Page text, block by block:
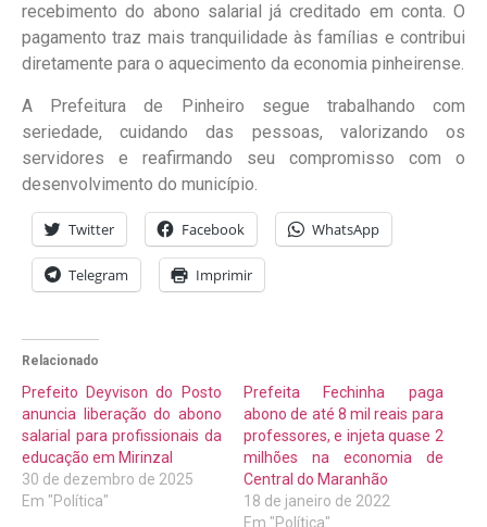
recebimento do abono salarial já creditado em conta. O
pagamento traz mais tranquilidade às famílias e contribui
diretamente para o aquecimento da economia pinheirense.
A Prefeitura de Pinheiro segue trabalhando com
seriedade, cuidando das pessoas, valorizando os
servidores e reafirmando seu compromisso com o
desenvolvimento do município.
Twitter Facebook WhatsApp
Telegram Imprimir
Relacionado
Prefeito Deyvison do Posto
anuncia liberação do abono
salarial para profissionais da
educação em Mirinzal
30 de dezembro de 2025
Em "Política"
Prefeita Fechinha paga
abono de até 8 mil reais para
professores, e injeta quase 2
milhões na economia de
Central do Maranhão
18 de janeiro de 2022
Em "Política"